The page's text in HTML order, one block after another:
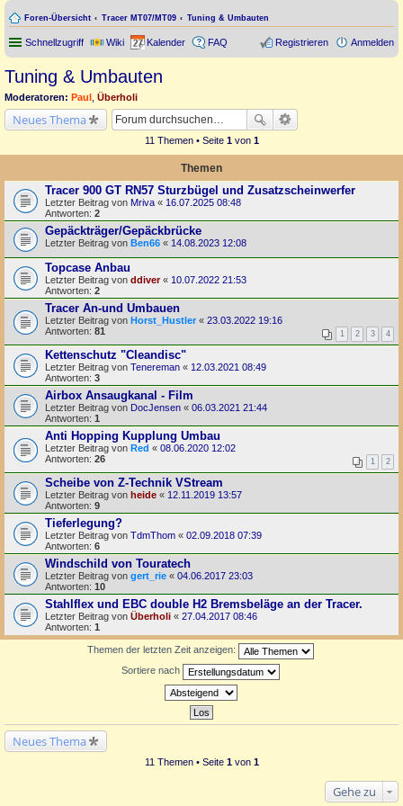
Foren-Übersicht Tracer MT07/MT09 Tuning & Umbauten
Schnellzugriff Wiki Kalender FAQ Anmelden
Registrieren
Tuning & Umbauten
Moderatoren: Paul Überholi
Neues Thema
11 Themen • Seite 1von 1
Themen
Tracer 900 GT RN57 Sturzbügel und Zusatzscheinwerfer
Letzter Beitrag von Mriva « 16.07.2025 08:48
Antworten: 2
Gepäckträger/Gepäckbrücke
Letzter Beitrag von Ben66 « 14.08.2023 12:08
Topcase Anbau
Letzter Beitrag von ddiver« 10.07.2022 21:53
Antworten: 2
Tracer An-und Umbauen
Letzter Beitrag von Horst_Hustler « 23.03.2022 19:16
Antworten: 81 1 2 3 4
Kettenschutz "Cleandisc"
Letzter Beitrag von Tenereman « 12.03.2021 08:49
Antworten: 3
Airbox Ansaugkanal - Film
Letzter Beitrag von DocJensen « 06.03.2021 21:44
Antworten: 1
Anti Hopping Kupplung Umbau
Letzter Beitrag von Red « 08.06.2020 12:02
Antworten: 26 1 2
Scheibe von Z-Technik VStream
Letzter Beitrag von heide « 12.11.2019 13:57
Antworten: 9
Tieferlegung?
Letzter Beitrag von TdmThom « 02.09.2018 07:39
Antworten: 6
Windschild von Touratech
Letzter Beitrag von gert_rie « 04.06.2017 23:03
Antworten: 10
Stahlflex und EBC double H2 Bremsbeläge an der Tracer.
Letzter Beitrag von Überholi « 27.04.2017 08:46
Antworten: 1
Themen der letzten Zeit anzeigen:
Sortiere nach
Neues Thema
11 Themen • Seite 1von 1
Gehe zu